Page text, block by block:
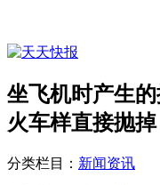
坐飞机时产生
火车样直接抛
分类栏目： 新闻资讯